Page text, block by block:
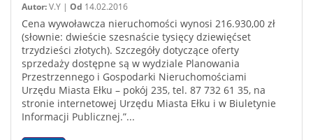
Autor:V.Y | Od 14.02.2016
Cena wywoławcza nieruchomości wynosi 216.930,00 zł
(słownie: dwieście szesnaście tysięcy dziewięćset
trzydzieści złotych). Szczegóły dotyczące oferty
sprzedaży dostępne są w wydziale Planowania
Przestrzennego i Gospodarki Nieruchomościami
Urzędu Miasta Ełku – pokój 235, tel. 87 732 61 35, na
stronie internetowej Urzędu Miasta Ełku i w Biuletynie
Informacji Publicznej.”...